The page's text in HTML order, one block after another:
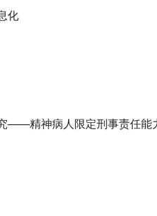
化
——精神病人限定刑事责任能